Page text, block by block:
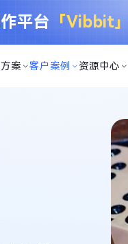
平台 「Vibbit」
案 客户案例 资源中心